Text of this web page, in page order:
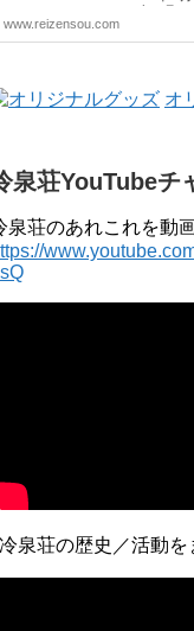
2020年 4月
2019年 3月
2015年 4月
www.reizensou.com
オ
泉荘YouTubeチ
泉荘のあれこれを動
泉荘の歴史／活動